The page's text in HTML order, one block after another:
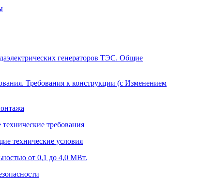
генераторов ТЭС. Общие
Требования к конструкции (с Изменением
требования
технические условия
от 0,1 до 4,0 МВт.